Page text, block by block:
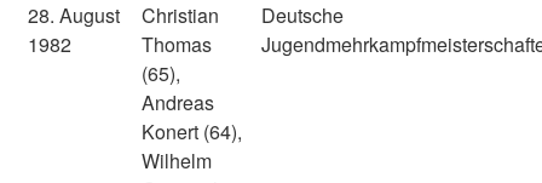
28. August
1982
Christian
Thomas
(65),
Andreas
Konert (64),
Wilhelm
Deutsche